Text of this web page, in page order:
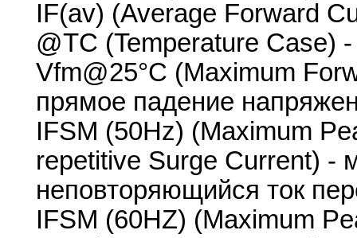
IF(av) (Average Forward
@TC (Temperature Case)
Vfm@25°C (Maximum
прямое падение
IFSM (50Hz) (Maximum
repetitive Surge Current) -
неповторяющийся ток
IFSM (60HZ) (Maximum